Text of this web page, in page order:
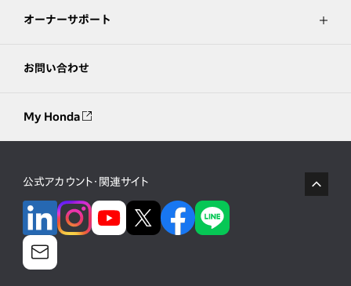
オーナーサポート
お問い合わせ
My Honda
公式アカウント・関連サイト